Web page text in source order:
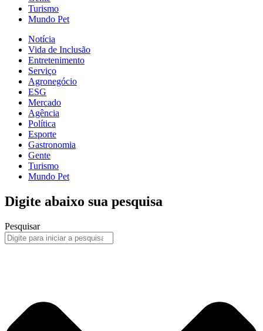
Turismo
Mundo Pet
Notícia
Vida de Inclusão
Entretenimento
Serviço
Agronegócio
ESG
Mercado
Agência
Política
Esporte
Gastronomia
Gente
Turismo
Mundo Pet
Digite abaixo sua pesquisa
Pesquisar